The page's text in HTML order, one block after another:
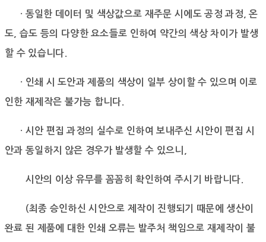
· 동일한 데이터 및 색상값으로 재주문 시에도 공정 과정, 온
도, 습도 등의 다양한 요소들로 인하여 약간의 색상 차이가 발생
할 수 있습니다.
· 인쇄 시 도안과 제품의 색상이 일부 상이할 수 있으며 이로
인한 재제작은 불가능 합니다.
· 시안 편집 과정의 실수로 인하여 보내주신 시안이 편집 시
안과 동일하지 않은 경우가 발생할 수 있으니,
시안의 이상 유무를 꼼꼼히 확인하여 주시기 바랍니다.
(최종 승인하신 시안으로 제작이 진행되기 때문에 생산이
완료 된 제품에 대한 인쇄 오류는 발주처 책임으로 재제작이 불